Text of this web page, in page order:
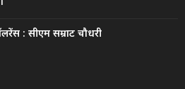
: सीएम सम्राट चौधरी